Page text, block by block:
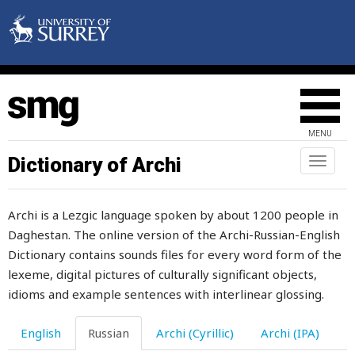
MENU
Toggle
Dictionary of Archi
Archi is a Lezgic language spoken by about 1200 people in
Daghestan. The online version of the Archi-Russian-English
Dictionary contains sounds files for every word form of the
lexeme, digital pictures of culturally significant objects,
idioms and example sentences with interlinear glossing.
English Russian Archi (Cyrillic) Archi (IPA)
понимать
понятный
попадать
поперечный
пополам
поправлять
поправляться
попрошайка